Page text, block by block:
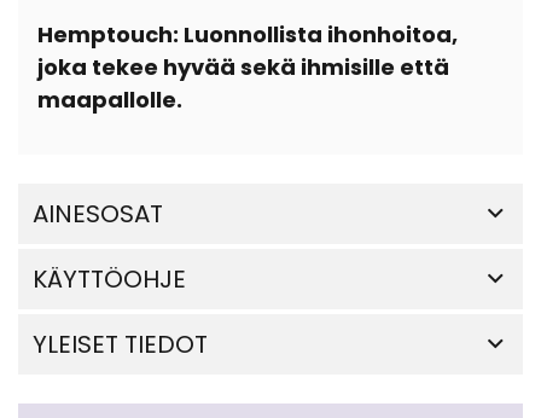
Hemptouch: Luonnollista ihonhoitoa,
joka tekee hyvää sekä ihmisille että
maapallolle.
AINESOSAT
KÄYTTÖOHJE
YLEISET TIEDOT